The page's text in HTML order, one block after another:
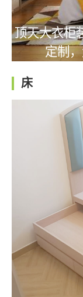
顶天大衣柜
定制
床